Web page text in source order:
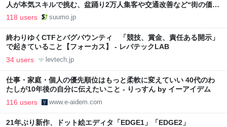
人が本気スキルで挑む、盆踊り2万人集客や交通改善など“街の価値
向上”戦略 東京・中央区
118 users suumo.jp
終わりゆくCTFとバグバウンティ 「競技、賞金、責任ある開示」
で起きていること【フォーカス】 - レバテックLAB
34 users levtech.jp
仕事・家庭・個人の優先順位はもっと柔軟に変えていい 40代のわ
たしが10年後の自分に伝えたいこと - りっすん by イーアイデム
116 users www.e-aidem.com
21年ぶり新作、ドット絵エディタ「EDGE1」「EDGE2」